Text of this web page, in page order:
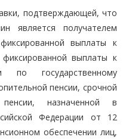
подтверждающей, что
является получателем
выплаты к
выплаты к
по государственному
пенсии, срочной
назначенной в
Федерации от 12
обеспечении лиц,